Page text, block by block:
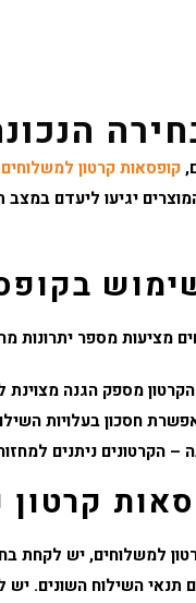
קופסאות קרטון למשלוחים
יגיעו ליעדם במצב
מציעות מספר יתרונות
מספק הגנה מצוינת
חסכון בעלויות
– הקרטונים ניתנים
קרטון
למשלוחים, יש לקחת
תנאי השילוח השונים.